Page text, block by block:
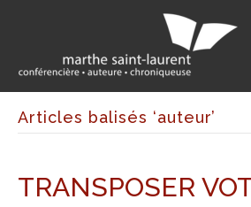
Articles balisés ‘auteur’
TRANSPOSER